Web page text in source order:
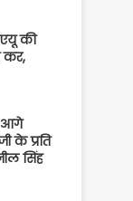
की
कर,
आगे
के प्रति
सिंह